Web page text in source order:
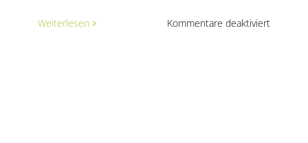
Weiterlesen Kommentare deaktiviertfür